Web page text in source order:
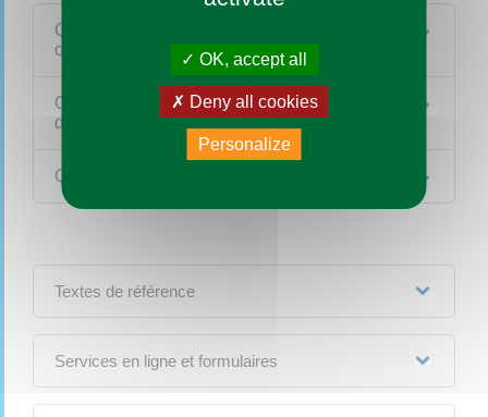
Quelles sont les mesures de restriction de la
circulation ?
Comment savoir si la circulation est
différenciée (vignette Crit'Air) ?
Quelle amende en cas d'infraction ?
Textes de référence
Services en ligne et formulaires
OK, accept all
Deny all cookies
Personalize